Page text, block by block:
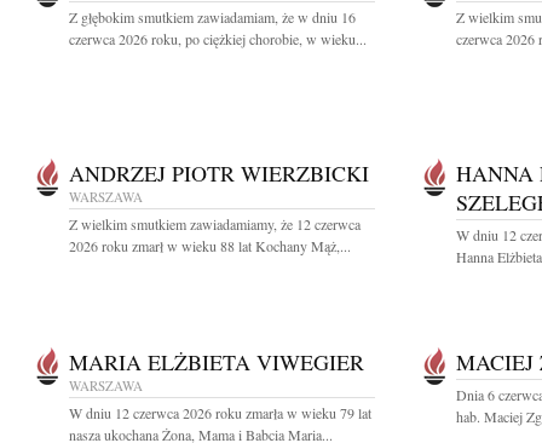
Z głębokim smutkiem zawiadamiam, że w dniu 16
czerwca 2026 roku, po ciężkiej chorobie, w wieku...
Z wielkim
czerwca 2026
ANDRZEJ PIOTR WIERZBICKI
WARSZAWA
Z wielkim smutkiem zawiadamiamy, że 12 czerwca
2026 roku zmarł w wieku 88 lat Kochany Mąż,...
HANNA
W dniu 12
Hanna
MARIA ELŻBIETA VIWEGIER
WARSZAWA
W dniu 12 czerwca 2026 roku zmarła w wieku 79 lat
nasza ukochana Żona, Mama i Babcia Maria...
MACIEJ
Dnia 6
hab. Maciej